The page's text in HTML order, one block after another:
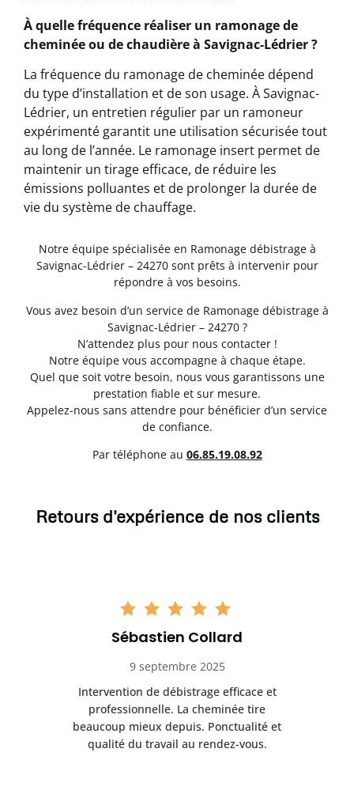
À quelle fréquence réaliser un ramonage de
cheminée ou de chaudière à Savignac-Lédrier ?
La fréquence du ramonage de cheminée dépend
du type d’installation et de son usage. À Savignac-
Lédrier, un entretien régulier par un ramoneur
expérimenté garantit une utilisation sécurisée tout
au long de l’année. Le ramonage insert permet de
maintenir un tirage efficace, de réduire les
émissions polluantes et de prolonger la durée de
vie du système de chauffage.
Notre équipe spécialisée en Ramonage débistrage à
Savignac-Lédrier – 24270 sont prêts à intervenir pour
répondre à vos besoins.
Vous avez besoin d’un service de Ramonage débistrage à
Savignac-Lédrier – 24270 ?
N’attendez plus pour nous contacter !
Notre équipe vous accompagne à chaque étape.
Quel que soit votre besoin, nous vous garantissons une
prestation fiable et sur mesure.
Appelez-nous sans attendre pour bénéficier d’un service
de confiance.
Par téléphone au 06.85.19.08.92
Retours d'expérience de nos clients
Sébastien Collard
9 septembre 2025
Intervention de débistrage efficace et
professionnelle. La cheminée tire
beaucoup mieux depuis. Ponctualité et
qualité du travail au rendez-vous.